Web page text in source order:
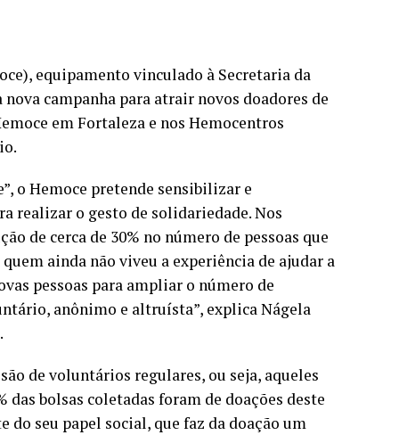
equipamento vinculado à Secretaria da
campanha para atrair novos doadores de
em Fortaleza e nos Hemocentros
o Hemoce pretende sensibilizar e
realizar o gesto de solidariedade. Nos
de cerca de 30% no número de pessoas que
ainda não viveu a experiência de ajudar a
pessoas para ampliar o número de
anônimo e altruísta”, explica Nágela
de voluntários regulares, ou seja, aqueles
das bolsas coletadas foram de doações deste
do seu papel social, que faz da doação um